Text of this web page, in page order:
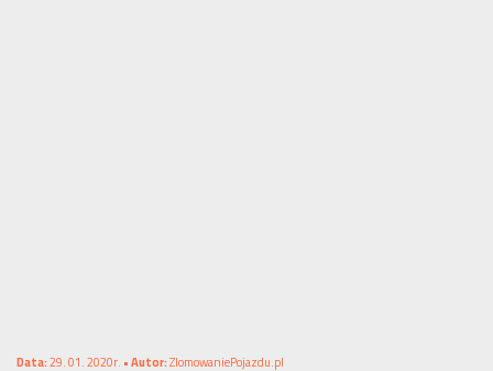
Data:29. 01. 2020r. •Autor:ZlomowaniePojazdu.pl